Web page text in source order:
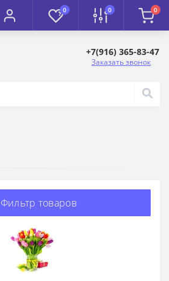
0 0 0
+7(916) 365-83-47
Заказать звонок
Фильтр товаров